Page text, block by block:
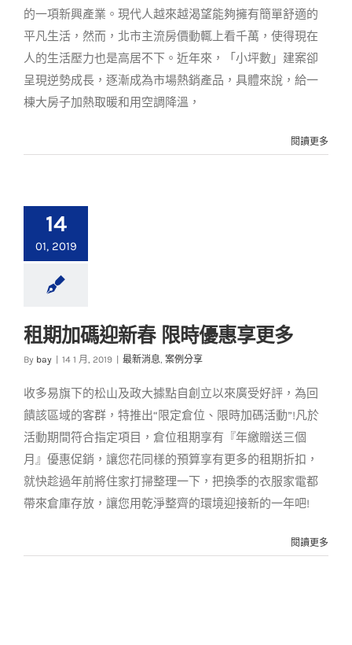
的一項新興產業。現代人越來越渴望能夠擁有簡單舒適的
平凡生活，然而，北市主流房價動輒上看千萬，使得現在
人的生活壓力也是高居不下。近年來，「小坪數」建案卻
呈現逆勢成長，逐漸成為市場熱銷產品，具體來說，給一
棟大房子加熱取暖和用空調降溫，
閱讀更多
14
01, 2019
租期加碼迎新春 限時
最新消息 案例分享
租期加碼迎新春 限時優惠享更多
By bay 14 1 月, 2019 最新消息, 案例分享
收多易旗下的松山及政大據點自創立以來廣受好評，為回
饋該區域的客群，特推出“限定倉位、限時加碼活動”!凡於
活動期間符合指定項目，倉位租期享有『年繳贈送三個
月』優惠促銷，讓您花同樣的預算享有更多的租期折扣，
就快趁過年前將住家打掃整理一下，把換季的衣服家電都
帶來倉庫存放，讓您用乾淨整齊的環境迎接新的一年吧!
閱讀更多